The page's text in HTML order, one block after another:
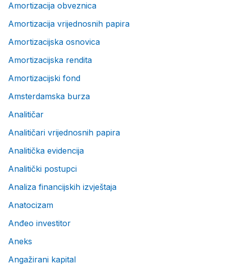
Amortizacija obveznica
Amortizacija vrijednosnih papira
Amortizacijska osnovica
Amortizacijska rendita
Amortizacijski fond
Amsterdamska burza
Analitičar
Analitičari vrijednosnih papira
Analitička evidencija
Analitički postupci
Analiza financijskih izvještaja
Anatocizam
Anđeo investitor
Aneks
Angažirani kapital